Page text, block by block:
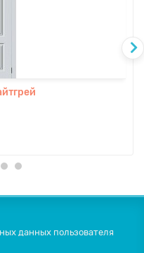
данных пользователя